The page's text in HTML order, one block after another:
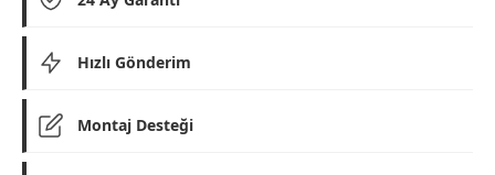
Hızlı Gönderim
Montaj Desteği